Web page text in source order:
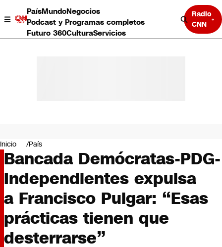
PaísMundoNegocios
Podcast y Programas completos
Futuro 360CulturaServicios
Radio
CNN
Negocios
Deportes
Programas completos
Cultura
Servicios
Bits
CNN Data
CNN tiempo
Futuro 360
Opinión
Inicio País
Bancada Demócratas-PDG-
Independientes expulsa
a Francisco Pulgar: “Esas
prácticas tienen que
desterrarse”